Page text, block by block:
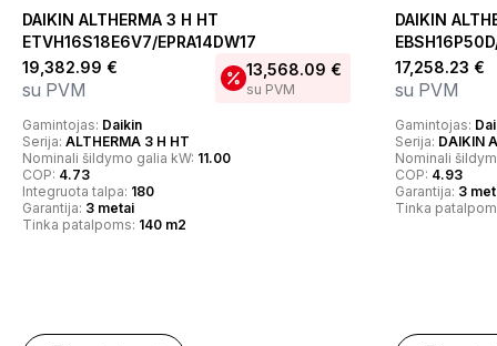
DAIKIN ALTHERMA 3 H HT
ETVH16S18E6V7/EPRA14DW17
19,382.99 €
su PVM
13,568.09 €
su PVM
Gamintojas: Daikin
Serija: ALTHERMA 3 H HT
Nominali šildymo galia kW: 11.00
COP: 4.73
Integruota talpa: 180
Garantija: 3 metai
Tinka patalpoms: 140 m2
DAIKIN
17,258.23 €
su PVM
Gamintojas:
Serija: DAIKIN
Nominali
COP: 4.93
Garantija: 3
Tinka